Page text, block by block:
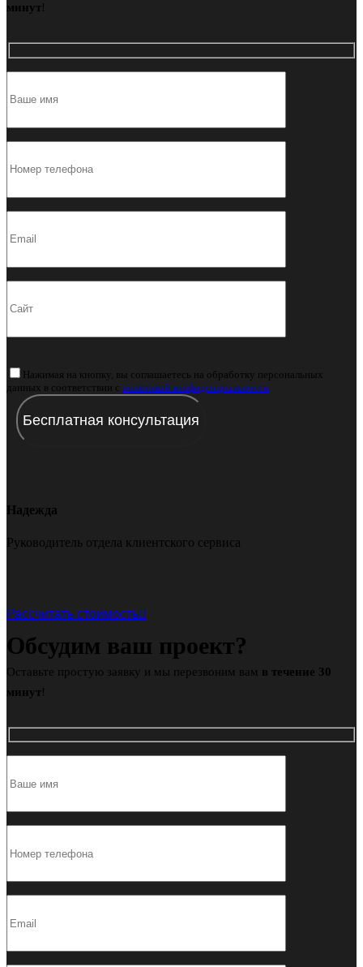
минут!
Нажимая на кнопку, вы соглашаетесь на обработку персональных
данных в соответствии с политикой конфиденциальности
Надежда
Руководитель отдела клиентского сервиса
Рассчитать стоимость
Обсудим ваш проект?
Оставьте простую заявку и мы перезвоним вам в течение 30
минут!